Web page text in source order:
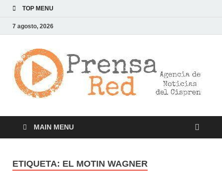
TOP MENU
7 agosto, 2026
MAIN MENU
ETIQUETA: EL MOTIN WAGNER